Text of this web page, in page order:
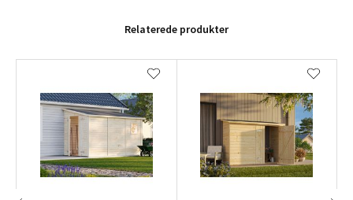
Relaterede produkter